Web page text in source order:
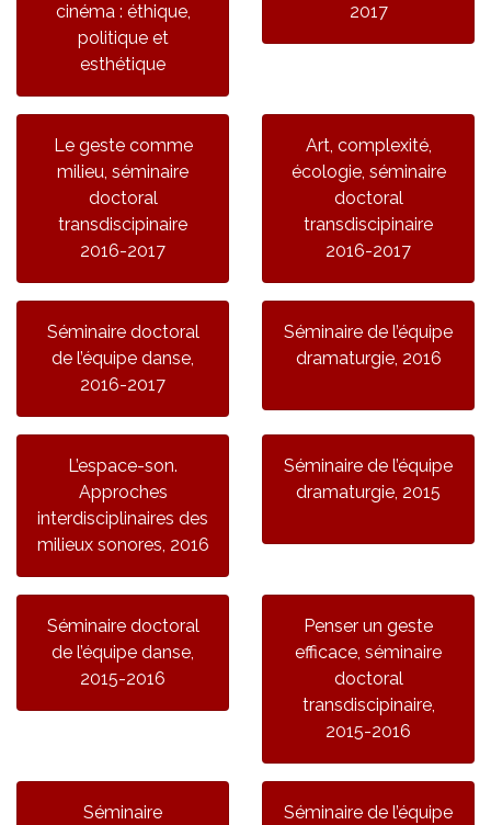
cinéma : éthique,
politique et
esthétique
2017
Le geste comme
milieu, séminaire
doctoral
transdiscipinaire
2016-2017
Art, complexité,
écologie, séminaire
doctoral
transdiscipinaire
2016-2017
Séminaire doctoral
de l’équipe danse,
2016-2017
Séminaire de l’équipe
dramaturgie, 2016
L’espace-son.
Approches
interdisciplinaires des
milieux sonores, 2016
Séminaire de l’équipe
dramaturgie, 2015
Séminaire doctoral
de l’équipe danse,
2015-2016
Penser un geste
efficace, séminaire
doctoral
transdiscipinaire,
2015-2016
Séminaire
Séminaire de l’équipe